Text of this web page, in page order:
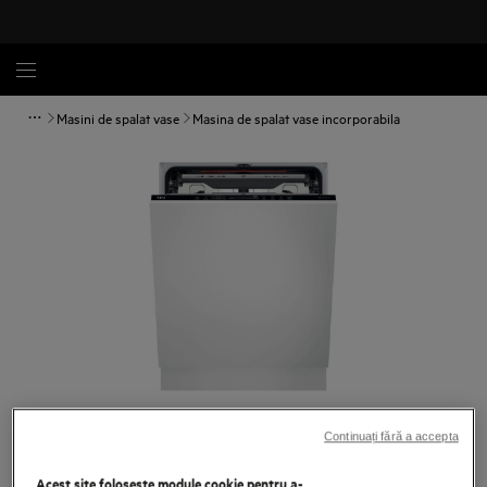
Masini de spalat vase Masina de spalat vase incorporabila
Continuați fără a accepta